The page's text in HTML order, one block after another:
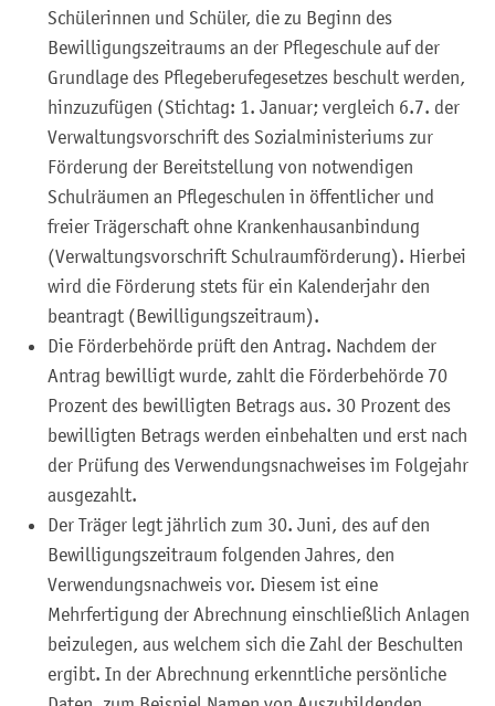
Schülerinnen und Schüler, die zu Beginn des
Bewilligungszeitraums an der Pflegeschule auf der
Grundlage des Pflegeberufegesetzes beschult werden,
hinzuzufügen (Stichtag: 1. Januar; vergleich 6.7. der
Verwaltungsvorschrift des Sozialministeriums zur
Förderung der Bereitstellung von notwendigen
Schulräumen an Pflegeschulen in öffentlicher und
freier Trägerschaft ohne Krankenhausanbindung
(Verwaltungsvorschrift Schulraumförderung). Hierbei
wird die Förderung stets für ein Kalenderjahr den
beantragt (Bewilligungszeitraum).
Die Förderbehörde prüft den Antrag. Nachdem der
Antrag bewilligt wurde, zahlt die Förderbehörde 70
Prozent des bewilligten Betrags aus. 30 Prozent des
bewilligten Betrags werden einbehalten und erst nach
der Prüfung des Verwendungsnachweises im Folgejahr
ausgezahlt.
Der Träger legt jährlich zum 30. Juni, des auf den
Bewilligungszeitraum folgenden Jahres, den
Verwendungsnachweis vor. Diesem ist eine
Mehrfertigung der Abrechnung einschließlich Anlagen
beizulegen, aus welchem sich die Zahl der Beschulten
ergibt. In der Abrechnung erkenntliche persönliche